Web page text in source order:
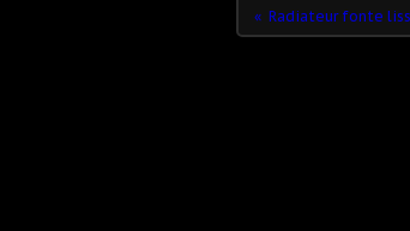
Radiateur fonte